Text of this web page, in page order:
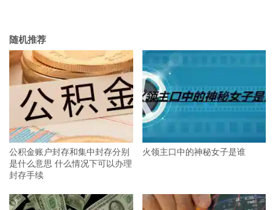
随机推荐
公积金账户封存和集中封存分别
是什么意思 什么情况下可以办理
封存手续
火领主口中的神秘女子是谁